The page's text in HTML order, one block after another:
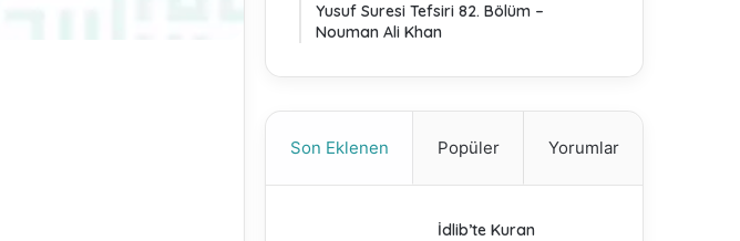
Yusuf Suresi Tefsiri 82. Bölüm –
Nouman Ali Khan
Son Eklenen Popüler Yorumlar
İdlib’te Kuran